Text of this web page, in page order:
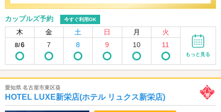
カップルズ予約 今すぐ利用OK
木 金 土 日 月 火
8/6 7 8 9 10 11
もっと見る
愛知県 名古屋市東区葵
HOTEL LUXE新栄店(ホテル リュクス新栄店)